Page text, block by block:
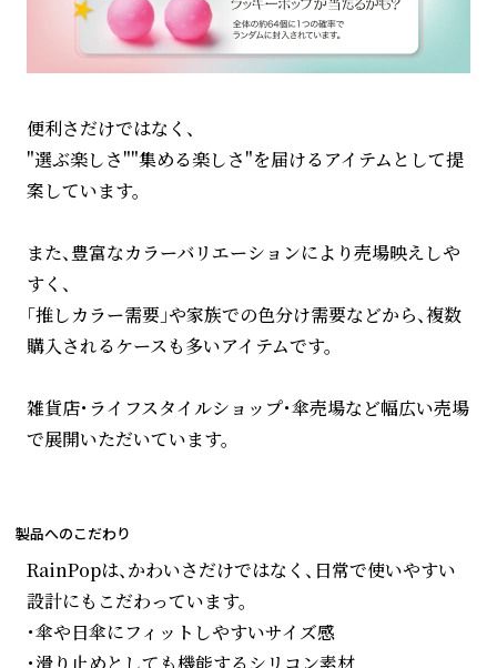
便利さだけではなく、
"選ぶ楽しさ""集める楽しさ"を届けるアイテムとして提
案しています。
また、豊富なカラーバリエーションにより売場映えしや
すく、
「推しカラー需要」や家族での色分け需要などから、複数
購入されるケースも多いアイテムです。
雑貨店・ライフスタイルショップ・傘売場など幅広い売場
で展開いただいています。
製品へのこだわり
RainPopは、かわいさだけではなく、日常で使いやすい
設計にもこだわっています。
・傘や日傘にフィットしやすいサイズ感